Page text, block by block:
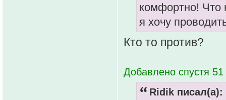
комфортно! Что
я хочу
Кто то против?
Добавлено спустя 51
Ridik писал(а):